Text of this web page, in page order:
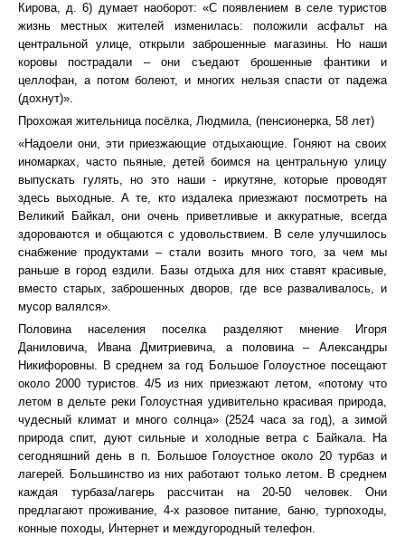
Кирова, д. 6) думает наоборот: «С появлением в селе туристов
жизнь местных жителей изменилась: положили асфальт на
центральной улице, открыли заброшенные магазины. Но наши
коровы пострадали – они съедают брошенные фантики и
целлофан, а потом болеют, и многих нельзя спасти от падежа
(дохнут)».
Прохожая жительница посёлка, Людмила, (пенсионерка, 58 лет)
«Надоели они, эти приезжающие отдыхающие. Гоняют на своих
иномарках, часто пьяные, детей боимся на центральную улицу
выпускать гулять, но это наши - иркутяне, которые проводят
здесь выходные. А те, кто издалека приезжают посмотреть на
Великий Байкал, они очень приветливые и аккуратные, всегда
здороваются и общаются с удовольствием. В селе улучшилось
снабжение продуктами – стали возить много того, за чем мы
раньше в город ездили. Базы отдыха для них ставят красивые,
вместо старых, заброшенных дворов, где все разваливалось, и
мусор валялся».
Половина населения поселка разделяют мнение Игоря
Даниловича, Ивана Дмитриевича, а половина – Александры
Никифоровны. В среднем за год Большое Голоустное посещают
около 2000 туристов. 4/5 из них приезжают летом, «потому что
летом в дельте реки Голоустная удивительно красивая природа,
чудесный климат и много солнца» (2524 часа за год), а зимой
природа спит, дуют сильные и холодные ветра с Байкала. На
сегодняшний день в п. Большое Голоустное около 20 турбаз и
лагерей. Большинство из них работают только летом. В среднем
каждая турбаза/лагерь рассчитан на 20-50 человек. Они
предлагают проживание, 4-х разовое питание, баню, турпоходы,
конные походы, Интернет и междугородный телефон.